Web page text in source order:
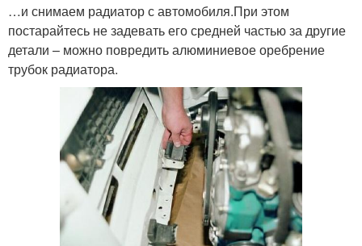
…и снимаем радиатор с автомобиля.При этом
постарайтесь не задевать его средней частью за другие
детали – можно повредить алюминиевое оребрение
трубок радиатора.